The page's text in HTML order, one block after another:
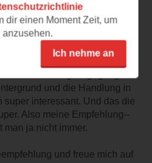
zu lesen. Da beide Bücher
beschreibt die
das man mit jedem einzelnen
sich auch , das die Autorin
geleistet hat, da sie sehr
dem Krieg zu gegangen
und die Handlung in
super interessant. Und das die
Also meine Empfehlung--
man ja nicht immer.
und freue mich auf
dir einen Moment Zeit, um
Ich nehme an